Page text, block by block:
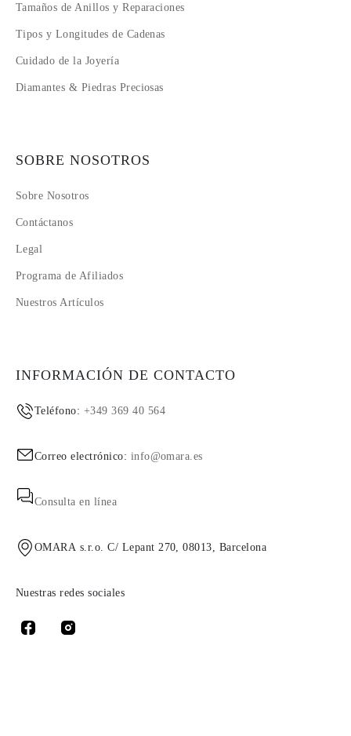
Tamaños de Anillos y Reparaciones
Tipos y Longitudes de Cadenas
Cuidado de la Joyería
Diamantes & Piedras Preciosas
SOBRE NOSOTROS
Sobre Nosotros
Contáctanos
Legal
Programa de Afiliados
Nuestros Artículos
INFORMACIÓN DE CONTACTO
Teléfono: +349 369 40 564
Correo electrónico: info@omara.es
Consulta en línea
OMARA s.r.o. C/ Lepant 270, 08013, Barcelona
Nuestras redes sociales